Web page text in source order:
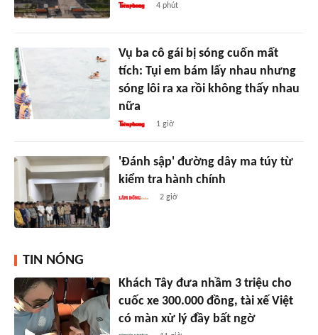
4 phút
Vụ ba cô gái bị sóng cuốn mất
tích: Tụi em bám lấy nhau nhưng
sóng lôi ra xa rồi không thấy nhau
nữa
1 giờ
'Đánh sập' đường dây ma túy từ
kiểm tra hành chính
2 giờ
TIN NÓNG
Khách Tây đưa nhầm 3 triệu cho
cuốc xe 300.000 đồng, tài xế Việt
có màn xử lý đầy bất ngờ